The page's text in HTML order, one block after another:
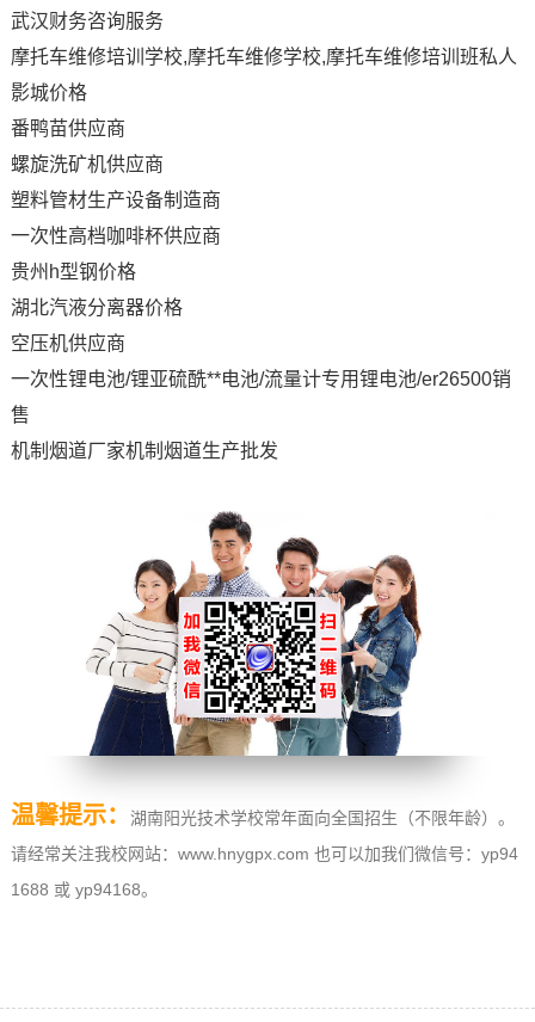
武汉财务咨询服务
摩托车维修培训学校,摩托车维修学校,摩托车维修培训班私人
影城价格
番鸭苗供应商
螺旋洗矿机供应商
塑料管材生产设备制造商
一次性高档咖啡杯供应商
贵州h型钢价格
湖北汽液分离器价格
空压机供应商
一次性锂电池/锂亚硫酰**电池/流量计专用锂电池/er26500销
售
机制烟道厂家机制烟道生产批发
温馨提示：
湖南阳光技术学校常年面向全国招生（不限年龄）。
请经常关注我校网站：www.hnygpx.com 也可以加我们微信号：yp94
1688 或 yp94168。